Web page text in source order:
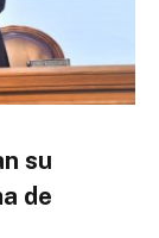
su
de